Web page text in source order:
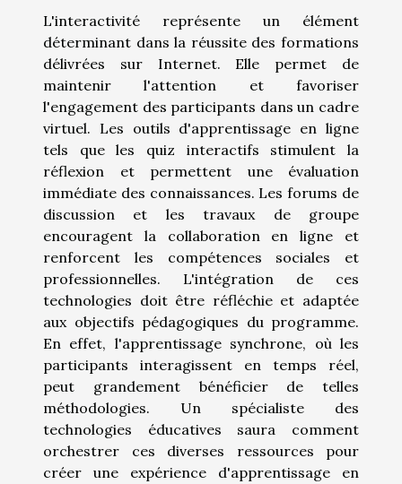
L'interactivité représente un élément
déterminant dans la réussite des formations
délivrées sur Internet. Elle permet de
maintenir l'attention et favoriser
l'engagement des participants dans un cadre
virtuel. Les outils d'apprentissage en ligne
tels que les quiz interactifs stimulent la
réflexion et permettent une évaluation
immédiate des connaissances. Les forums de
discussion et les travaux de groupe
encouragent la collaboration en ligne et
renforcent les compétences sociales et
professionnelles. L'intégration de ces
technologies doit être réfléchie et adaptée
aux objectifs pédagogiques du programme.
En effet, l'apprentissage synchrone, où les
participants interagissent en temps réel,
peut grandement bénéficier de telles
méthodologies. Un spécialiste des
technologies éducatives saura comment
orchestrer ces diverses ressources pour
créer une expérience d'apprentissage en